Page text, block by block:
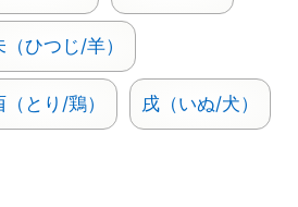
（ひつじ/羊）
（とり/鶏） 戌（いぬ/犬）